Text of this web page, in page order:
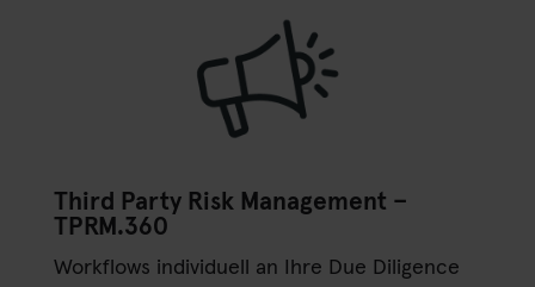
Third Party Risk Management –
TPRM.360
Workflows individuell an Ihre Due Diligence